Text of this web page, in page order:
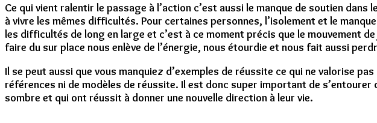
Ce qui vient ralentir le passage à l’action c’est aussi le manque de soutien
à vivre les mêmes difficultés. Pour certaines personnes, l’isolement et le
les difficultés de long en large et c’est à ce moment précis que le mouvement de
faire du sur place nous enlève de l’énergie, nous étourdie et nous fait aussi
Il se peut aussi que vous manquiez d’exemples de réussite ce qui ne valorise
références ni de modèles de réussite. Il est donc super important de
sombre et qui ont réussit à donner une nouvelle direction à leur vie.